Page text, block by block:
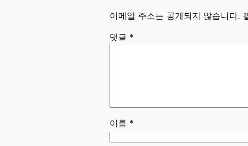
이메일 주소는 공개되지 않습니다.
댓글 *
이름 *